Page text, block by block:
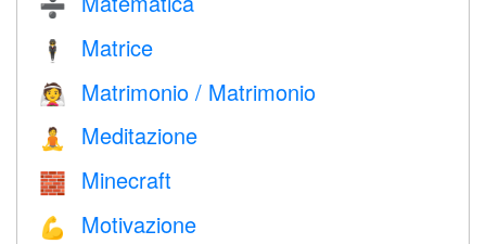
➗
🕴️ Matrice
👰 Matrimonio / Matrimonio
🧘 Meditazione
🧱 Minecraft
💪 Motivazione